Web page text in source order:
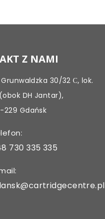
navigation
Z NAMI
30/32 С, lok.
DH Jantar),
229 Gdańsk
730 335 335